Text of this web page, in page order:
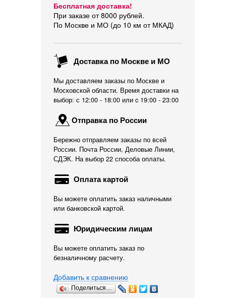
Бесплатная доставка!
При заказе от 8000 рублей.
По Москве и МО (до 10 км от МКАД)
Доставка по Москве и МО
Мы доставляем заказы по Москве и
Московской области. Время доставки на
выбор: с 12:00 - 18:00 или c 19:00 - 23:00
Отправка по России
Бережно отправляем заказы по всей
России. Почта России, Деловые Линии,
СДЭК. На выбор 22 способа оплаты.
Оплата картой
Вы можете оплатить заказ наличными
или банковской картой.
Юридическим лицам
Вы можете оплатить заказ по
безналичному расчету.
Добавить к сравнению
Поделиться…